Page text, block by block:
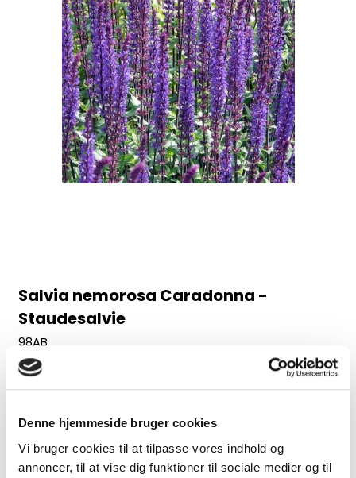
Denne hjemmeside bruger cookies
Vi bruger cookies til at tilpasse vores indhold og
annoncer, til at vise dig funktioner til sociale medier og til
Salvia nemorosa Caradonna -
Staudesalvie
98AB
Juni-august, 60 cm
30,00 DKK
(inkl. moms)
VIS PRODUKT